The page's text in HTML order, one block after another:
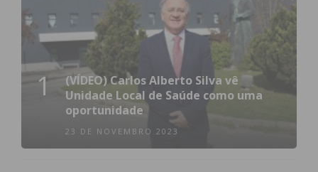
1
(VÍDEO) Carlos Alberto Silva vê
Unidade Local de Saúde como uma
oportunidade
23 DE NOVEMBRO 2023